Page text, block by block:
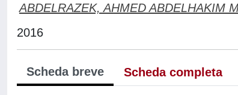
ABDELRAZEK, AHMED ABDELHAKIM
2016
Scheda breve Scheda completa